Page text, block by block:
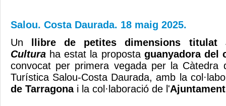
Salou. Costa Daurada. 18 maig 2025.
Un
llibre de petites dimensions titulat
Cultura ha estat la proposta guanyadora del
convocat per primera vegada per la Càtedra
Turística Salou-Costa Daurada, amb la
de Tarragonai la col·laboració de l'